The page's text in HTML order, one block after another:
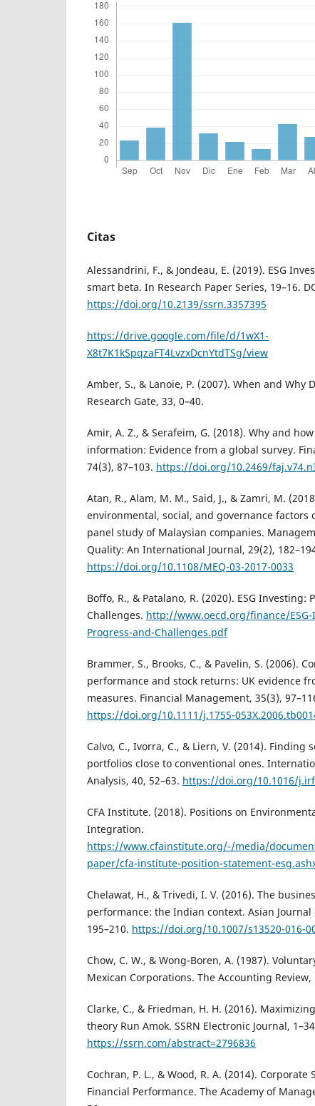
Citas
Alessandrini, F., & Jondeau, E. (2019). ESG
smart beta. In Research Paper Series, 19–16.
https://doi.org/10.2139/ssrn.3357395
https://drive.google.com/file/d/1wX1-
X8t7K1kSpqzaFT4LvzxDcnYtdTSg/view
Amber, S., & Lanoie, P. (2007). When and Why
Research Gate, 33, 0–40.
Amir, A. Z., & Serafeim, G. (2018). Why and
information: Evidence from a global survey.
74(3), 87–103. https://doi.org/10.2469/
Atan, R., Alam, M. M., Said, J., & Zamri, M.
environmental, social, and governance factors
panel study of Malaysian companies.
Quality: An International Journal, 29(2),
https://doi.org/10.1108/MEQ-03-2017-0033
Boffo, R., & Patalano, R. (2020). ESG Investing:
Challenges. http://www.oecd.org/finance/
Progress-and-Challenges.pdf
Brammer, S., Brooks, C., & Pavelin, S. (2006).
performance and stock returns: UK evidence
measures. Financial Management, 35(3),
https://doi.org/10.1111/j.1755-
Calvo, C., Ivorra, C., & Liern, V. (2014). Finding
portfolios close to conventional ones.
Analysis, 40, 52–63. https://doi.org/10.1016/
CFA Institute. (2018). Positions on
Integration.
https://www.cfainstitute.org/-/media/
paper/cfa-institute-position-statement-
Chelawat, H., & Trivedi, I. V. (2016). The
performance: the Indian context. Asian Journal
195–210. https://doi.org/10.1007/s13520-016-
Chow, C. W., & Wong-Boren, A. (1987).
Mexican Corporations. The Accounting Review,
Clarke, C., & Friedman, H. H. (2016).
theory Run Amok. SSRN Electronic Journal,
https://ssrn.com/abstract=2796836
Cochran, P. L., & Wood, R. A. (2014).
Financial Performance. The Academy of